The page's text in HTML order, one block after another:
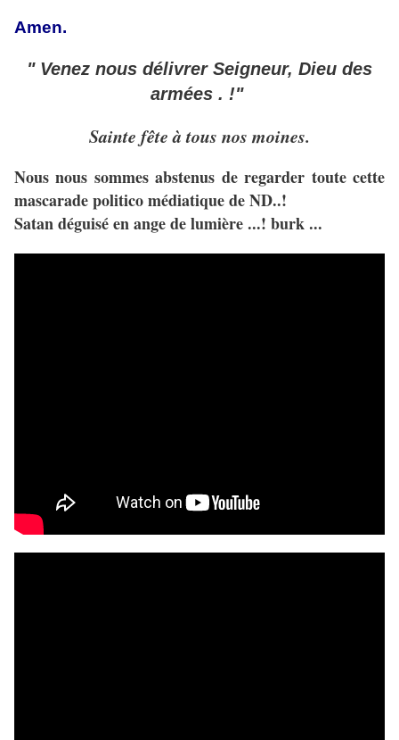
Amen.
" Venez nous délivrer Seigneur, Dieu des
armées . !"
Sainte fête à tous nos moines.
Nous nous sommes abstenus de regarder toute cette
mascarade politico médiatique de ND..!
Satan déguisé en ange de lumière ...! burk ...